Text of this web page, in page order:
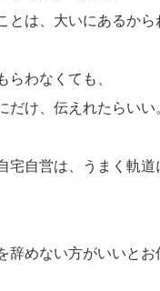
とは、大いにあるから
らわなくても、
だけ、伝えれたらいい
宅自営は、うまく軌
辞めない方がいいとお